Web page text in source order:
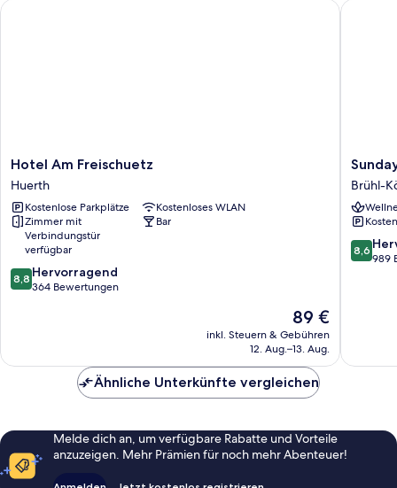
Hotel
Am
Freischuetz
Huerth
Hotel Am Freischuetz
Huerth
Kostenlose Parkplätze
Kostenloses WLAN
Zimmer mit
Verbindungstür
verfügbar
Bar
8.8
von
8,8 Hervorragend
364 Bewertungen
Der
Preis
beträgt
89 €
inkl. Steuern & Gebühren
12. Aug.–13. Aug.
Hotel Am Freischuetz
Sunday
Hotel
Köln
Brühl
Brühl-
Köln
Brühl-
8.6
von
8,6
989
Sunday
Ähnliche Unterkünfte vergleichen
Melde dich an, um verfügbare Rabatte und Vorteile
anzuzeigen. Mehr Prämien für noch mehr Abenteuer!